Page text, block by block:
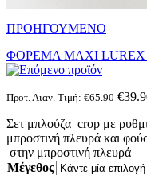
ΠΡΟΗΓΟΥΜΕΝΟ
ΦΟΡΕΜΑ ΜΑΧΙ
Προτ. Λιαν. Τιμή: €65.90 €
Σετ μπλούζα crop με
μπροστινή πλευρά και
στην μπροστινή πλευρά
Μέγεθος